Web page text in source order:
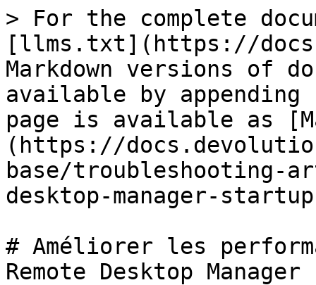
> For the complete
[llms.txt](https://
Markdown versions of
available by
page is available as
(https://
base/troubleshooting-
desktop-manager-
# Améliorer les
Remote Desktop Manager